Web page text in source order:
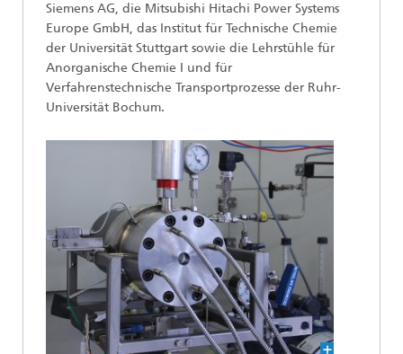
Siemens AG, die Mitsubishi Hitachi Power Systems
Europe GmbH, das Institut für Technische Chemie
der Universität Stuttgart sowie die Lehrstühle für
Anorganische Chemie I und für
Verfahrenstechnische Transportprozesse der Ruhr-
Universität Bochum.